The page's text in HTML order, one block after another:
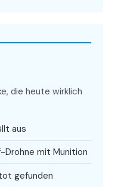
die heute wirklich
aus
mit Munition
gefunden